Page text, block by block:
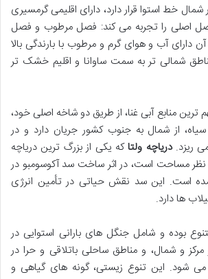
شمال خط استوا قرار دارد، دارای اقلیمی گرمسیری
اصلی را تجربه می کند: فصل مرطوب و فصل
آب و هوای گرم و مرطوب با بارندگی بالا
شمالی تر به سمت ساوانا و اقلیم خشک تر
ترین منابع آبی غنا، از طریق دو شاخه اصلی خود،
از شمال به جنوب کشور جریان دارد و در
ریزد.دریاچه ولتاکه یکی از بزرگ ترین دریاچه
مساحت است، در اثر ساخت سد آکوسومبو در
وجود آمده است. این سد نقش حیاتی در تأمین انرژی
ها دارد.
بوده و شامل جنگل های بارانی استوایی در
مرکز و شمال، و مناطق ساحلی باتلاقی و حرا در
می شود. این تنوع زیستی، گونه های گیاهی و